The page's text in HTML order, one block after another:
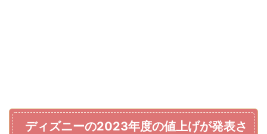
ディズニーの2023年度の値上げが発表さ